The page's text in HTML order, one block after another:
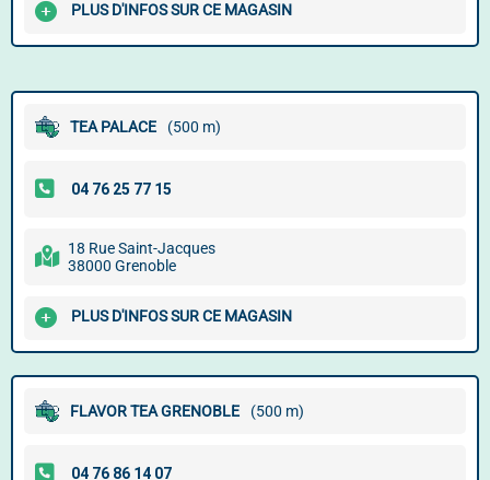
PLUS D'INFOS SUR CE MAGASIN
TEA PALACE (500 m)
18 Rue Saint-Jacques
38000 Grenoble
PLUS D'INFOS SUR CE MAGASIN
FLAVOR TEA GRENOBLE (500 m)